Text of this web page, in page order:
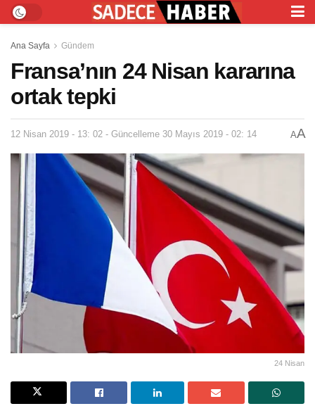
Ana Sayfa Gündem
Fransa’nın 24 Nisan kararına
ortak tepki
12 Nisan 2019 - 13: 02 - Güncelleme 30 Mayıs 2019 - 02: 14 AA
24 Nisan